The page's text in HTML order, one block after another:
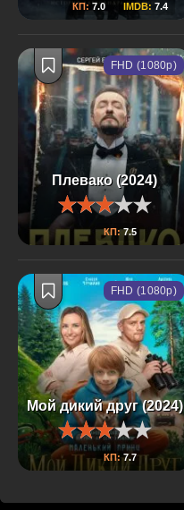
КП: 7.0 IMDB: 7.4
Плевако (2024)
КП:7.5
FHD (1080p)
Мой дикий друг (2024)
КП:7.7
FHD (1080p)